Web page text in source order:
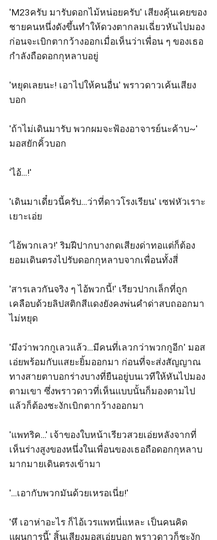
'M23ครับ มารับดอกไม้หน่อยครับ' เสียงคุ้นเคยของ
ชายคนหนึ่งดังขึ้นทำให้ดวงตากลมเฉี่ยวหันไปมอง
ก่อนจะเบิกตากว้างออกเมื่อเห็นว่าเพื่อน ๆ ของเธอ
กำลังถือดอกกุหลาบอยู่
'หยุดเลยนะ! เอาไปให้คนอื่น' พราวดาวเค้นเสียง
บอก
'ถ้าไม่เดินมารับ พวกผมจะฟ้องอาจารย์นะค้าบ~'
มอสยักคิ้วบอก
'ไอ้...!'
'เดินมาเดี๋ยวนี้ครับ...ว่าที่ดาวโรงเรียน' เซฟหัวเราะ
เยาะเอ่ย
'ไอ้พวกเลว!' ริมฝีปากบางกดเสียงด่าทอแต่ก็ต้อง
ยอมเดินตรงไปรับดอกกุหลาบจากเพื่อนทั้งสี่
'สารเลวกันจริง ๆ ไอ้พวกนี้!' เรียวปากเล็กที่ถูก
เคลือบด้วยลิปสติกสีแดงยังคงพ่นคำด่าสบถออกมา
ไม่หยุด
'มึงว่าพวกกูเลวแล้ว...มีคนที่เลวกว่าพวกกูอีก' มอส
เอ่ยพร้อมกับแสยะยิ้มออกมา ก่อนที่จะส่งสัญญาณ
ทางสายตาบอกร่างบางที่ยืนอยู่บนเวทีให้หันไปมอง
ตามเขา ซึ่งพราวดาวที่เห็นแบบนั้นก็มองตามไป
แล้วก็ต้องชะงักเบิกตากว้างออกมา
'แพทริค...' เจ้าของใบหน้าเรียวสวยเอ่ยหลังจากที่
เห็นร่างสูงของหนึ่งในเพื่อนของเธอถือดอกกุหลาบ
มากมายเดินตรงเข้ามา
'...เอากับพวกมันด้วยเหรอเนี่ย!'
'หึ เอาห่าอะไร ก็ไอ้เวรแพทนี่แหละ เป็นคนคิด
แผนการนี้' สิ้นเสียงมอสเอ่ยบอก พราวดาวก็ชะงัก